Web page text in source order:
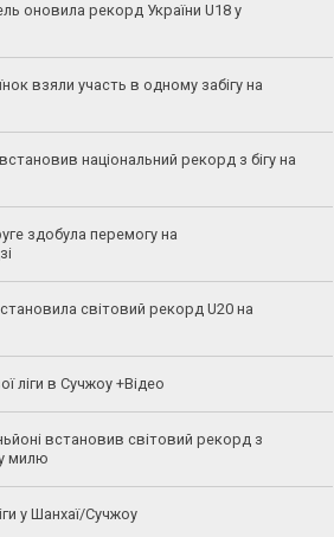
оновила рекорд України U18 у
взяли участь в одному забігу на
національний рекорд з бігу на
здобула перемогу на
світовий рекорд U20 на
ліги в Сучжоу +Відео
встановив світовий рекорд з
милю
у Шанхаї/Сучжоу